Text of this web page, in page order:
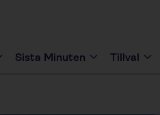
Sista Minuten Tillval